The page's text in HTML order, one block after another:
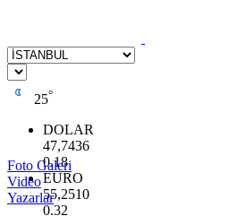
25°
DOLAR
47,7436
0.18
EURO
55,2510
0.32
Foto Galeri
Video
Yazarlar